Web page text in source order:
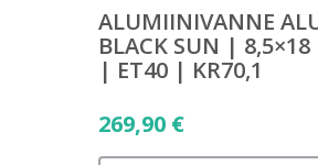
ALUMIINIVANNE
BLACK SUN |
| ET40 | KR70,1
269,90 €